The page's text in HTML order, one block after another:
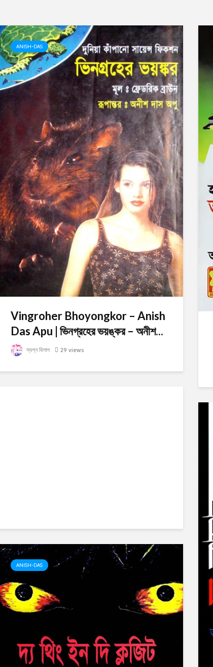
ANISH-DAS
Vingroher Bhoyongkor – Anish
Das Apu | ভিনগ্রহের ভয়ঙ্কর – অনীশ...
স্বপ্ন বিলাপ 29 views
ANISH-DAS